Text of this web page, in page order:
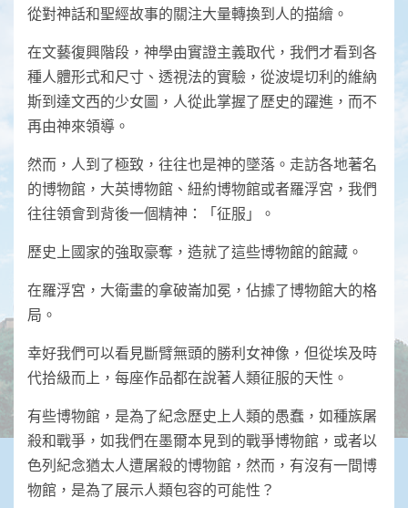
從對神話和聖經故事的關注大量轉換到人的描繪。
在文藝復興階段，神學由實證主義取代，我們才看到各
種人體形式和尺寸、透視法的實驗，從波堤切利的維納
斯到達文西的少女圖，人從此掌握了歷史的躍進，而不
再由神來領導。
然而，人到了極致，往往也是神的墜落。走訪各地著名
的博物館，大英博物館、紐約博物館或者羅浮宮，我們
往往領會到背後一個精神：「征服」。
歷史上國家的強取豪奪，造就了這些博物館的館藏。
在羅浮宮，大衛畫的拿破崙加冕，佔據了博物館大的格
局。
幸好我們可以看見斷臂無頭的勝利女神像，但從埃及時
代拾級而上，每座作品都在說著人類征服的天性。
有些博物館，是為了紀念歷史上人類的愚蠢，如種族屠
殺和戰爭，如我們在墨爾本見到的戰爭博物館，或者以
色列紀念猶太人遭屠殺的博物館，然而，有沒有一間博
物館，是為了展示人類包容的可能性？